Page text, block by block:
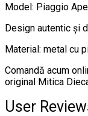
Model: Piaggio
Design autentic și
Material: metal cu
Comandă acum
original Mitica
User